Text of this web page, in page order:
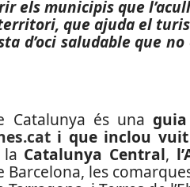
els municipis que
que ajuda el
d’oci saludable que no
Catalunya és una
i que inclou
Catalunya Central,
Barcelona, les